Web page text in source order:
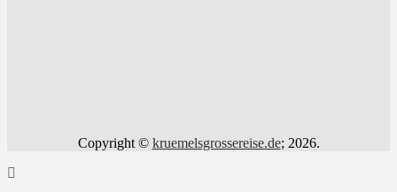
Copyright © kruemelsgrossereise.de; 2026.